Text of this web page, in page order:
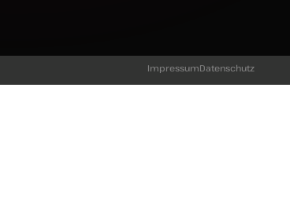
ImpressumDatenschutz